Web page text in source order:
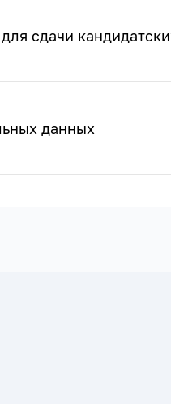
сдачи
данных